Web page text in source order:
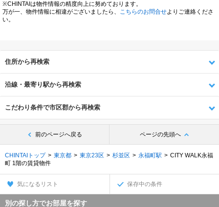
※CHINTAIは物件情報の精度向上に努めております。
万が一、物件情報に相違がございましたら、
こちらのお問合せよりご連絡くださ
い。
住所から再検索
沿線・最寄り駅から再検索
こだわり条件で市区郡から再検索
前のページへ戻る ページの先頭へ
CHINTAIトップ 東京都 東京23区 杉並区 永福町駅
CITY WALK永福
町 1階の賃貸物件
気になるリスト 保存中の条件
別の探し方でお部屋を探す